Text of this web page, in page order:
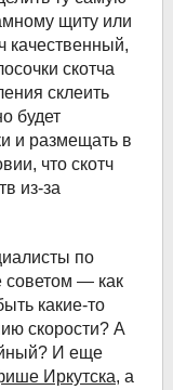
щиту или
качественный,
скотча
склеить
будет
и размещать в
что скотч
из-за
по
советом — как
какие-то
скорости? А
И еще
Иркутска, а